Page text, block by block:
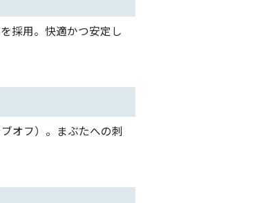
採用。快適かつ安定し
オフ）。まぶたへの刺